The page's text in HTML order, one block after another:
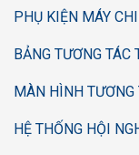
PHỤ KIỆN MÁY
BẢNG TƯƠNG TÁC
MÀN HÌNH
HỆ THỐNG HỘI